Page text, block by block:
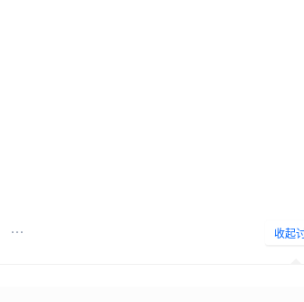
收起